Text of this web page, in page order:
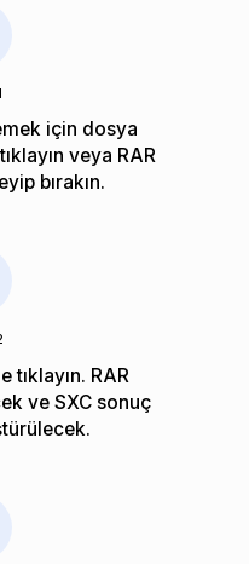
için dosya
veya RAR
bırakın.
tıklayın. RAR
ve SXC sonuç